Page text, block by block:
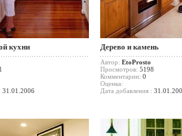
кухни
31.01.2006
Дерево и камень
Автор: EtoProsto
Просмотров: 5198
Комментарии: 0
Оценка:
Дата добавления :